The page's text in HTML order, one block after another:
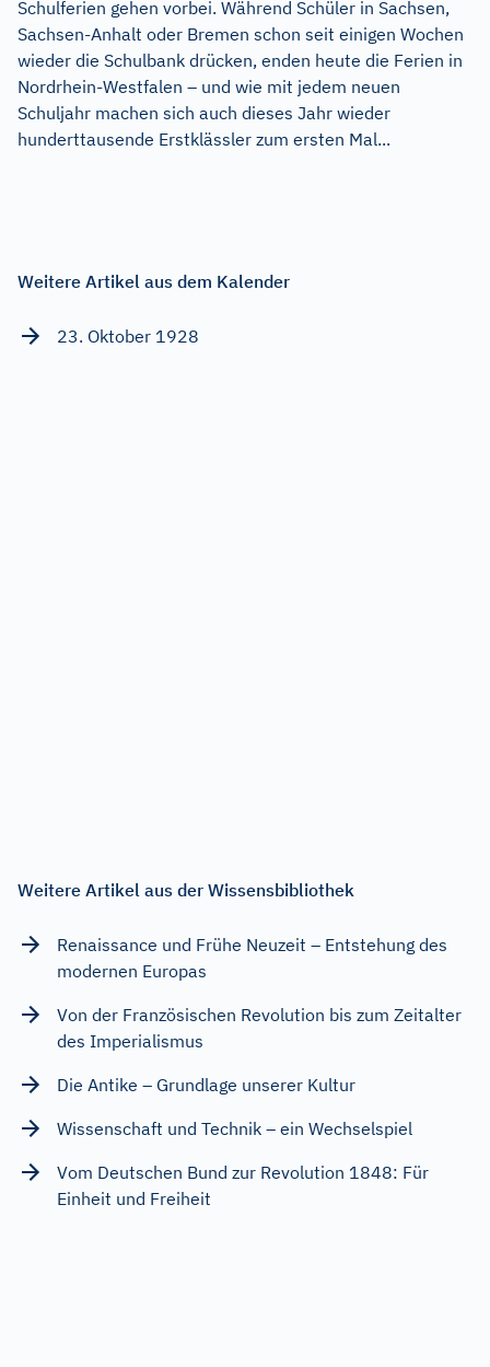
Schulferien gehen vorbei. Während Schüler in Sachsen,
Sachsen-Anhalt oder Bremen schon seit einigen Wochen
wieder die Schulbank drücken, enden heute die Ferien in
Nordrhein-Westfalen – und wie mit jedem neuen
Schuljahr machen sich auch dieses Jahr wieder
hunderttausende Erstklässler zum ersten Mal...
Weitere Artikel aus dem Kalender
23. Oktober 1928
Weitere Artikel aus der Wissensbibliothek
Renaissance und Frühe Neuzeit – Entstehung des
modernen Europas
Von der Französischen Revolution bis zum Zeitalter
des Imperialismus
Die Antike – Grundlage unserer Kultur
Wissenschaft und Technik – ein Wechselspiel
Vom Deutschen Bund zur Revolution 1848: Für
Einheit und Freiheit